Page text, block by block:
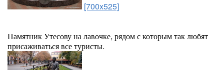
[700x525]
Памятник Утесову на лавочке, рядом с которым так любят
присаживаться все туристы.